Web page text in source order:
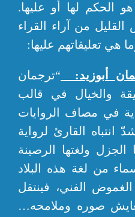
الحكم لها أو عليها.
من آراء القراء
هي تعليقاتهم عليها:
أبوزيد: “ترجمان
والخيال في قالب
في مصاف الروايات
انتباه القارئ لرواية
الجزل ولغتها الرصينة
من لغة هذه البلاد
الفني، فينتقل
صوره وملامحه…